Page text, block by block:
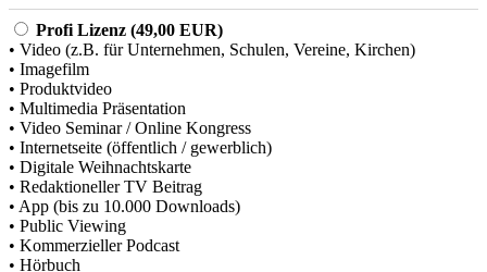
Profi Lizenz (49,00 EUR)
• Video (z.B. für Unternehmen, Schulen, Vereine, Kirchen)
• Imagefilm
• Produktvideo
• Multimedia Präsentation
• Video Seminar / Online Kongress
• Internetseite (öffentlich / gewerblich)
• Digitale Weihnachtskarte
• Redaktioneller TV Beitrag
• App (bis zu 10.000 Downloads)
• Public Viewing
• Kommerzieller Podcast
• Hörbuch